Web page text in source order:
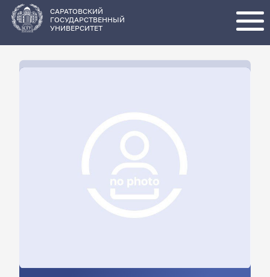
основному
содержанию
САРАТОВСКИЙ
ГОСУДАРСТВЕННЫЙ
УНИВЕРСИТЕТ